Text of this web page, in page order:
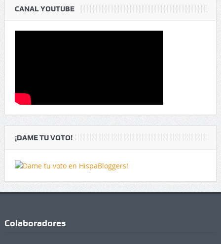
CANAL YOUTUBE
¡DAME TU VOTO!
Colaboradores